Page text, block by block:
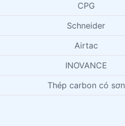
CPG
Schneider
Airtac
INOVANCE
Thép carbon có sơn